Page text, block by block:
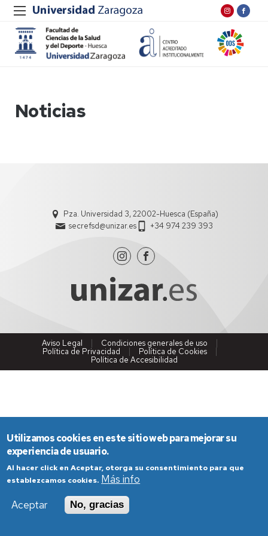
Noticias
Pza. Universidad 3, 22002-Huesca (España)
secrefsd@unizar.es
+34 974 239 393
Aviso Legal
Condiciones generales de uso
Política de Privacidad
Política de Cookies
Política de Accesibilidad
Utilizamos cookies en este sitio web para mejorar su
experiencia de usuario.
Al hacer click en Aceptar, otorga su consentimiento para que
establezcamos cookies. Más info
Aceptar
No, gracias